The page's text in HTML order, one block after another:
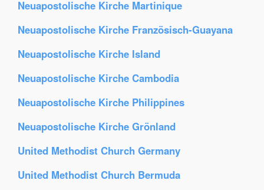
Neuapostolische Kirche Martinique
Neuapostolische Kirche Französisch-Guayana
Neuapostolische Kirche Island
Neuapostolische Kirche Cambodia
Neuapostolische Kirche Philippines
Neuapostolische Kirche Grönland
United Methodist Church Germany
United Methodist Church Bermuda